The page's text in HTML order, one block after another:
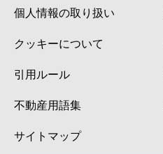
個人情報の取り扱い
クッキーについて
引用ルール
不動産用語集
サイトマップ